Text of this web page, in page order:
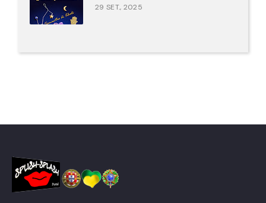
29 SET., 2025